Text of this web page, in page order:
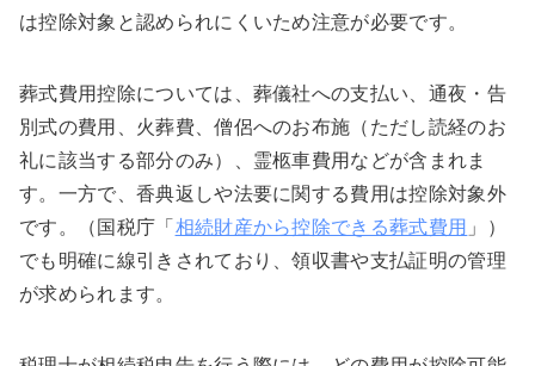
は控除対象と認められにくいため注意が必要です。
葬式費用控除については、葬儀社への支払い、通夜・告
別式の費用、火葬費、僧侶へのお布施（ただし読経のお
礼に該当する部分のみ）、霊柩車費用などが含まれま
す。一方で、香典返しや法要に関する費用は控除対象外
です。（国税庁「 相続財産から控除できる葬式費用 」）
でも明確に線引きされており、領収書や支払証明の管理
が求められます。